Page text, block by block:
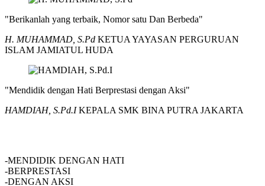
"Berikanlah yang terbaik, Nomor satu Dan Berbeda"
H. MUHAMMAD, S.Pd KETUA YAYASAN PERGURUAN
ISLAM JAMIATUL HUDA
"Mendidik dengan Hati Berprestasi dengan Aksi"
HAMDIAH, S.Pd.IKEPALA SMK BINA PUTRA JAKARTA
-MENDIDIK DENGAN HATI
-BERPRESTASI
-DENGAN AKSI